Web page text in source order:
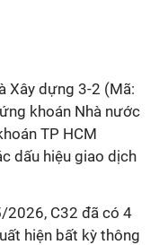
Xây dựng 3-2 (Mã:
khoán Nhà nước
TP HCM
dấu hiệu giao dịch
2026, C32 đã có 4
hiện bất kỳ thông